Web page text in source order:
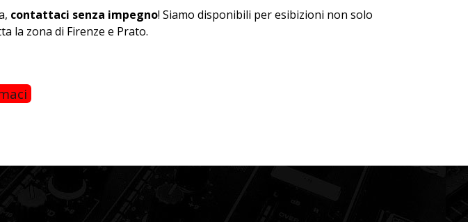
contattaci senza impegno! Siamo disponibili per esibizioni non solo
la zona di Firenze e Prato.